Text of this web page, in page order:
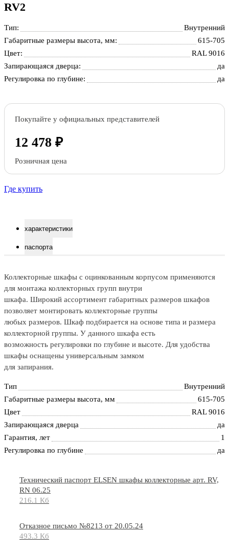
RV2
Тип:
Внутренний
Габаритные размеры высота, мм:
615-705
Цвет:
RAL 9016
Запирающаяся дверца:
да
Регулировка по глубине:
да
Покупайте у официальных представителей
12 478 ₽
Розничная цена
Где купить
характеристики
паспорта
Коллекторные шкафы с оцинкованным корпусом применяются
для монтажа коллекторных групп внутри
шкафа. Широкий ассортимент габаритных размеров шкафов
позволяет монтировать коллекторные группы
любых размеров. Шкаф подбирается на основе типа и размера
коллекторной группы. У данного шкафа есть
возможность регулировки по глубине и высоте. Для удобства
шкафы оснащены универсальным замком
для запирания.
Тип
Внутренний
Габаритные размеры высота, мм
615-705
Цвет
RAL 9016
Запирающаяся дверца
да
Гарантия, лет
1
Регулировка по глубине
да
Технический паспорт ELSEN шкафы коллекторные арт. RV,
RN 06.25
216.1 Кб
Отказное письмо №8213 от 20.05.24
493.3 Кб